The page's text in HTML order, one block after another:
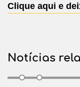
Clique aqui e
Notícias